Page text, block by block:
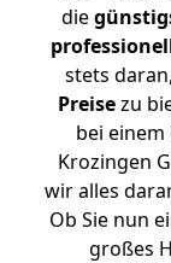
die
stets
Preisezu
bei
Krozingen
wir alles
Ob Sie nun
großes